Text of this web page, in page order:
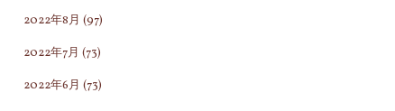
2022年8月 (97)
2022年7月 (73)
2022年6月 (73)